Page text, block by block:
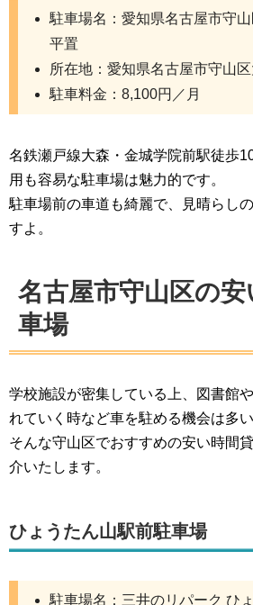
駐車場名：愛知県名古屋市守
平置
所在地：愛知県名古屋市守山
駐車料金：8,100円／月
名鉄瀬戸線大森・金城学院前駅徒歩
用も容易な駐車場は魅力的です。
駐車場前の車道も綺麗で、見晴らし
すよ。
名古屋市守山区の
車場
学校施設が密集している上、図書館
れていく時など車を駐める機会は多い
そんな守山区でおすすめの安い時間
介いたします。
ひょうたん山駅前駐車場
駐車場名：三井のリパーク ひ